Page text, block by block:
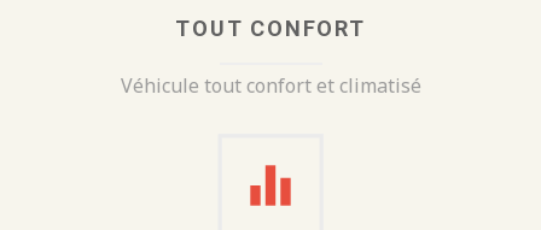
TOUT CONFORT
Véhicule tout confort et climatisé